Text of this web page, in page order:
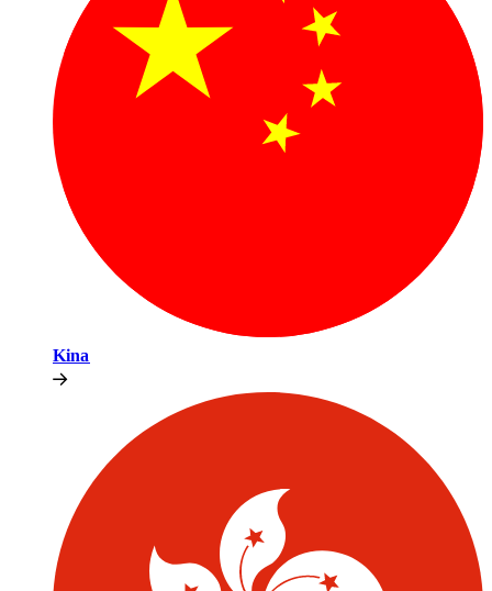
Kina​​